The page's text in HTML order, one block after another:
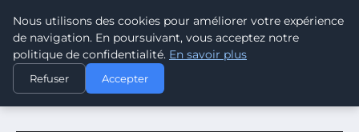
CLIMATE GUARDIAN
ACCUEIL
ÉNERGIES RENOUVELABLES
INTÉGRER LE BILAN CARBONE DANS LA TRANSITION…
Nous utilisons des cookies pour améliorer votre expérience
de navigation. En poursuivant, vous acceptez notre
politique de confidentialité. En savoir plus
Refuser Accepter